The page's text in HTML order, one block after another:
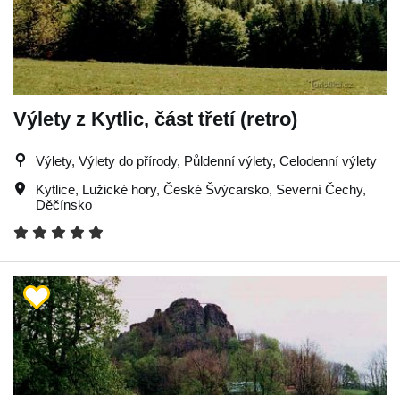
Výlety z Kytlic, část třetí (retro)
Výlety, Výlety do přírody, Půldenní výlety, Celodenní výlety
Kytlice, Lužické hory, České Švýcarsko, Severní Čechy,
Děčínsko